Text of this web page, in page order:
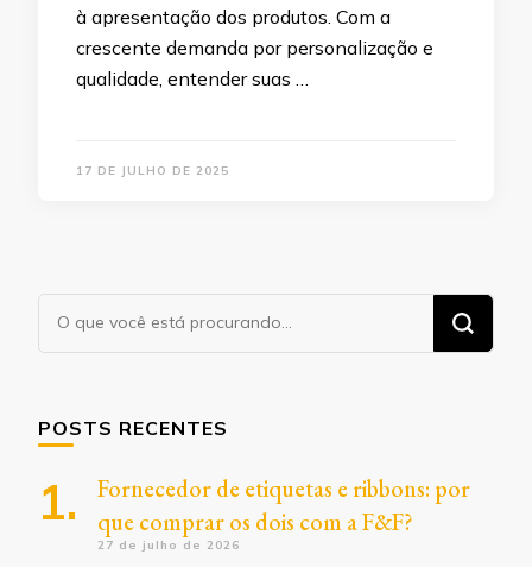
à apresentação dos produtos. Com a
crescente demanda por personalização e
qualidade, entender suas …
17 DE JULHO DE 2025
Procurando
algo?
POSTS RECENTES
Fornecedor de etiquetas e ribbons: por
que comprar os dois com a F&F?
27 de julho de 2026